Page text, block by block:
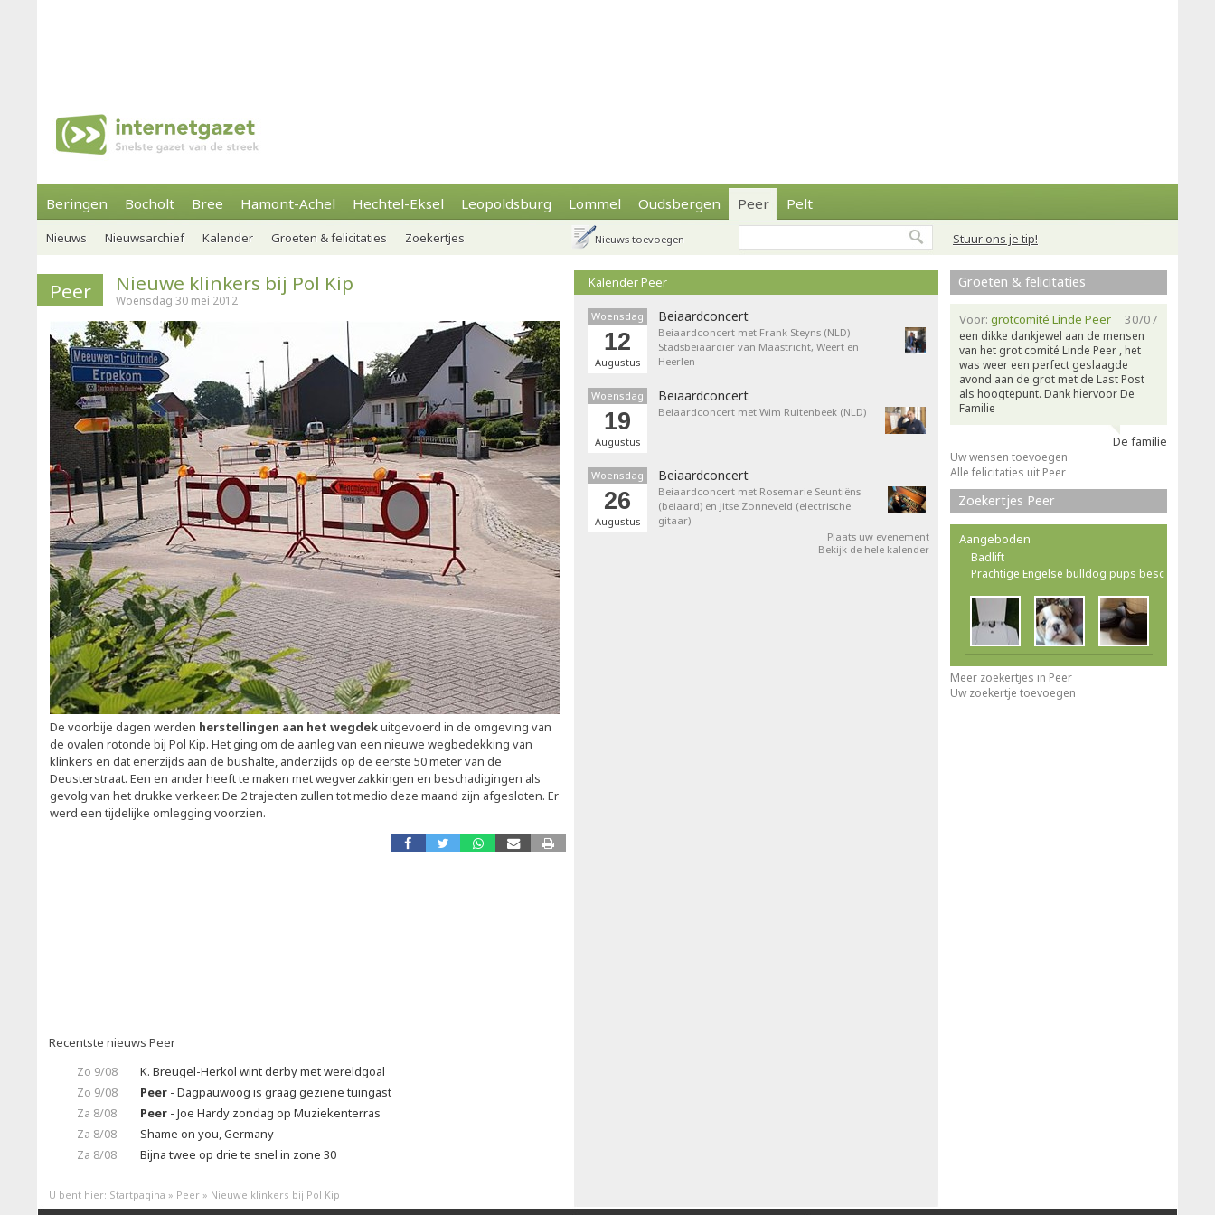
Beringen Bocholt Bree Hamont-Achel Hechtel-Eksel Leopoldsburg Lommel Oudsbergen Peer Pelt
Stuur ons je tip!
Nieuws Nieuwsarchief Kalender Groeten & felicitaties Zoekertjes Nieuws toevoegen
Peer Nieuwe klinkers bij Pol Kip
Woensdag 30 mei 2012
De voorbije dagen werden herstellingen aan het wegdekuitgevoerd in de omgeving van
de ovalen rotonde bij Pol Kip. Het ging om de aanleg van een nieuwe wegbedekking van
klinkers en dat enerzijds aan de bushalte, anderzijds op de eerste 50 meter van de
Deusterstraat. Een en ander heeft te maken met wegverzakkingen en beschadigingen als
gevolg van het drukke verkeer. De 2 trajecten zullen tot medio deze maand zijn afgesloten. Er
werd een tijdelijke omlegging voorzien.
Recentste nieuws Peer
Zo 9/08
K. Breugel-Herkol wint derby met wereldgoal
Zo 9/08
Peer - Dagpauwoog is graag geziene tuingast
Za 8/08
Peer - Joe Hardy zondag op Muziekenterras
Za 8/08
Shame on you, Germany
Za 8/08
Bijna twee op drie te snel in zone 30
Kalender Peer
Woensdag
12
Augustus
Beiaardconcert
Beiaardconcert met Frank Steyns (NLD)
Stadsbeiaardier van Maastricht, Weert en
Heerlen
Woensdag
19
Augustus
Beiaardconcert
Beiaardconcert met Wim Ruitenbeek (NLD)
Woensdag
26
Augustus
Beiaardconcert
Beiaardconcert met Rosemarie Seuntiëns
(beiaard) en Jitse Zonneveld (electrische
gitaar)
Plaats uw evenement
Bekijk de hele kalender
Groeten & felicitaties
30/07
Voor: grotcomité Linde Peer
een dikke dankjewel aan de mensen
van het grot comité Linde Peer , het
was weer een perfect geslaagde
avond aan de grot met de Last Post
als hoogtepunt. Dank hiervoor De
Familie
De familie
Uw wensen toevoegen
Alle felicitaties uit Peer
Zoekertjes Peer
Aangeboden
Badlift
Prachtige Engelse bulldog pups besc
Meer zoekertjes in Peer
Uw zoekertje toevoegen
U bent hier: Startpagina » Peer » Nieuwe klinkers bij Pol Kip